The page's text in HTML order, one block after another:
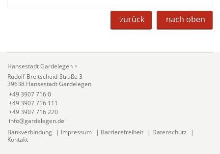
zurück nach oben
Hansestadt Gardelegen
Rudolf-Breitscheid-Straße 3
39638 Hansestadt Gardelegen
+49 3907 716 0
+49 3907 716 111
+49 3907 716 220
info@gardelegen.de
Bankverbindung
| Impressum | Barrierefreiheit | Datenschutz
|
Kontakt